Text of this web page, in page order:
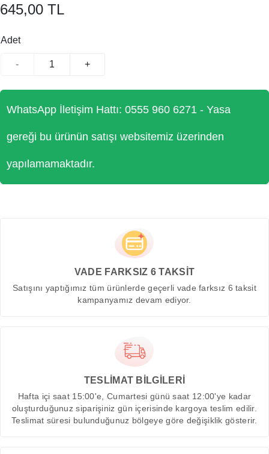
645,00 TL
Adet
- +
WhatsApp İletişim Hattı: 0555 960 6271 - Yasa
gereği bu ürünün satışı websitemiz üzerinden
yapılamamaktadır.
VADE FARKSIZ 6 TAKSİT
Satışını yaptığımız tüm ürünlerde geçerli vade farksız 6 taksit
kampanyamız devam ediyor.
TESLİMAT BİLGİLERİ
Hafta içi saat 15:00'e, Cumartesi günü saat 12:00'ye kadar
oluşturduğunuz siparişiniz gün içerisinde kargoya teslim edilir.
Teslimat süresi bulunduğunuz bölgeye göre değişiklik gösterir.